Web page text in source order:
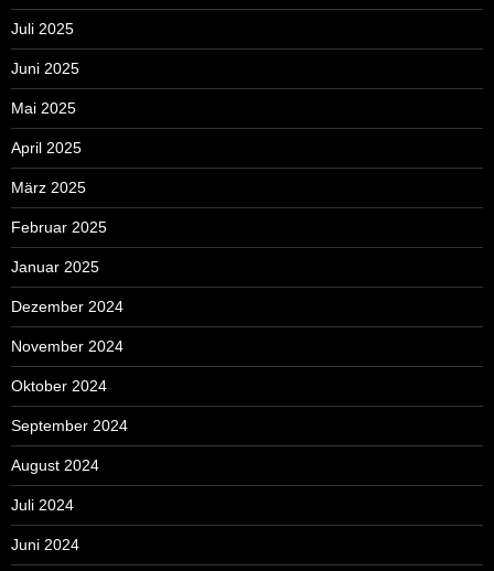
Juli 2025
Juni 2025
Mai 2025
April 2025
März 2025
Februar 2025
Januar 2025
Dezember 2024
November 2024
Oktober 2024
September 2024
August 2024
Juli 2024
Juni 2024